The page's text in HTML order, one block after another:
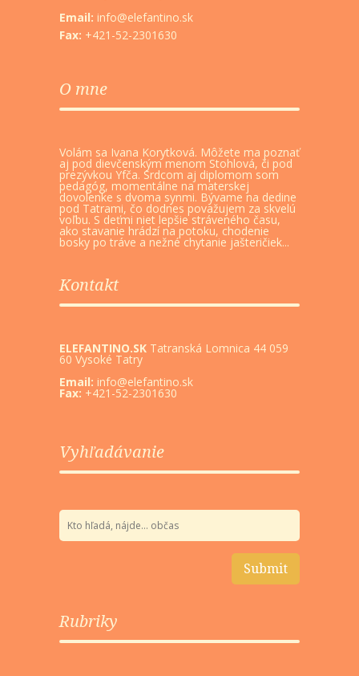
Email: info@elefantino.sk
Fax: +421-52-2301630
O mne
Volám sa Ivana Korytková. Môžete ma poznať
aj pod dievčenským menom Stohlová, či pod
prezývkou Yfča. Srdcom aj diplomom som
pedagóg, momentálne na materskej
dovolenke s dvoma synmi. Bývame na dedine
pod Tatrami, čo dodnes považujem za skvelú
voľbu. S deťmi niet lepšie stráveného času,
ako stavanie hrádzí na potoku, chodenie
bosky po tráve a nežné chytanie jašteričiek...
Kontakt
ELEFANTINO.SK Tatranská Lomnica 44 059
60 Vysoké Tatry
Email: info@elefantino.sk
Fax: +421-52-2301630
Vyhľadávanie
Rubriky